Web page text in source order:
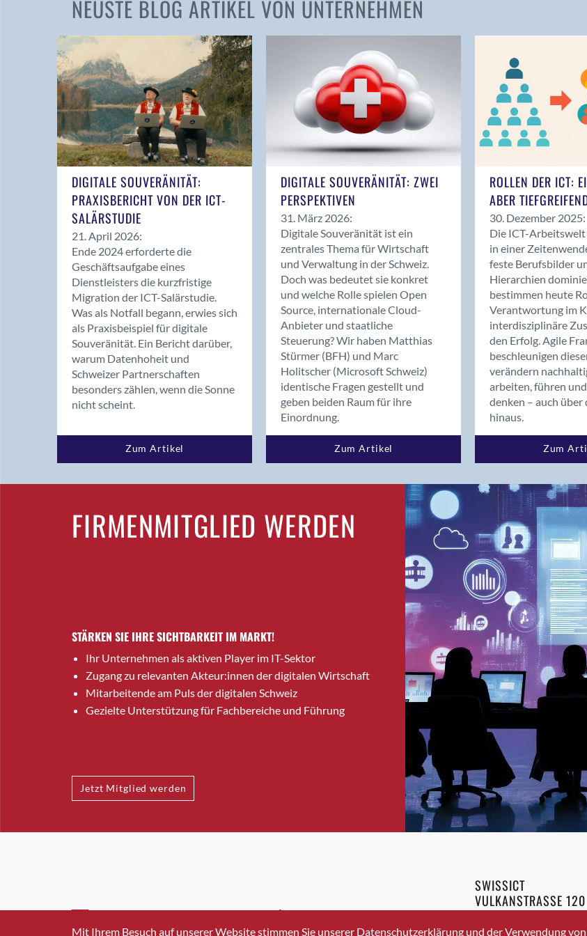
Andelfingen
Balsthal
Balzers
Bassersdorf
Benken (SG)
Bergdietikon
Bern - Liebefeld
Birsfelden
Bolligen
Bonaduz
Bonstetten
Bottighofen
Bremgarten bei Bern
Brig-Glis
Bronschhofen
Brugg
Brugg AG
Burgdorf
Bäretswil
Bülach
Cazis
Crissier
Davos Platz
NEUSTE BLOG ARTIKEL VON UNTERNEHMEN
DIGITALE SOUVERÄNITÄT:
PRAXISBERICHT VON DER ICT-
SALÄRSTUDIE
21. April 2026:
Ende 2024 erforderte die
Geschäftsaufgabe eines
Dienstleisters die kurzfristige
Migration der ICT-Salärstudie.
Was als Notfall begann, erwies sich
als Praxisbeispiel für digitale
Souveränität. Ein Bericht darüber,
warum Datenhoheit und
Schweizer Partnerschaften
besonders zählen, wenn die Sonne
nicht scheint.
Zum Artikel
DIGITALE SOUVERÄNITÄT: ZWEI
PERSPEKTIVEN
31. März 2026:
Digitale Souveränität ist ein
zentrales Thema für Wirtschaft
und Verwaltung in der Schweiz.
Doch was bedeutet sie konkret
und welche Rolle spielen Open
Source, internationale Cloud-
Anbieter und staatliche
Steuerung? Wir haben Matthias
Stürmer (BFH) und Marc
Holitscher (Microsoft Schweiz)
identische Fragen gestellt und
geben beiden Raum für ihre
Einordnung.
Zum Artikel
ROLLEN DER ICT:
ABER
30. Dezember 2025:
Die ICT-
in einer
feste Berufsbilder
Hierarchien
bestimmen heute
Verantwortung im
interdisziplinäre
den Erfolg. Agile
beschleunigen
verändern
arbeiten, führen
denken – auch über
hinaus.
Zum
FIRMENMITGLIED WERDEN
STÄRKEN SIE IHRE SICHTBARKEIT IM MARKT!
Ihr Unternehmen als aktiven Player im IT-Sektor
Zugang zu relevanten Akteur:innen der digitalen Wirtschaft
Mitarbeitende am Puls der digitalen Schweiz
Gezielte Unterstützung für Fachbereiche und Führung
Jetzt Mitglied werden
INFO@SWISSICT.CH +41 43 336 40 20
SWISSICT
VULKANSTRASSE 120
8048 ZURICH
Mit Ihrem Besuch auf unserer Website stimmen Sie unserer Datenschutzerklärung und der Verwendung